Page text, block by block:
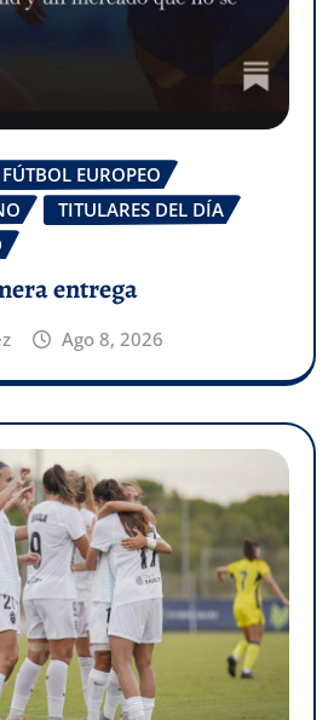
FÚTBOL EUROPEO
TITULARES DEL DÍA
entrega
Ago 8, 2026